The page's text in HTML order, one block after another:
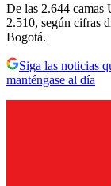
De las 2.644 camas
2.510, según cifras
Bogotá.
Siga las noticias
manténgase al día